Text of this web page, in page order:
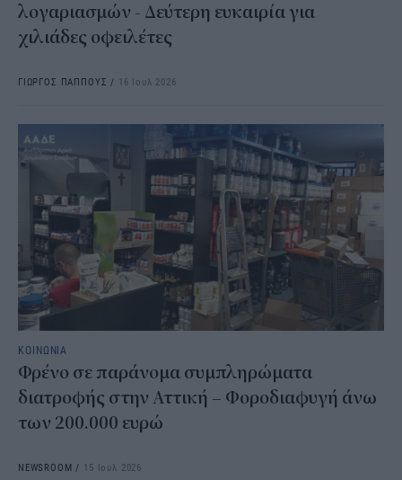
λογαριασμών - Δεύτερη ευκαιρία για
χιλιάδες οφειλέτες
ΓΙΩΡΓΟΣ ΠΑΠΠΟΥΣ / 16 Ιουλ 2026
ΚΟΙΝΩΝΙΑ
Φρένο σε παράνομα συμπληρώματα
διατροφής στην Αττική – Φοροδιαφυγή άνω
των 200.000 ευρώ
NEWSROOM / 15 Ιουλ 2026